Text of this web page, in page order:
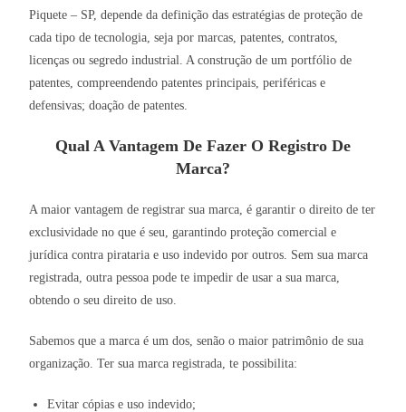
Piquete – SP, depende da definição das estratégias de proteção de
cada tipo de tecnologia, seja por marcas, patentes, contratos,
licenças ou segredo industrial. A construção de um portfólio de
patentes, compreendendo patentes principais, periféricas e
defensivas; doação de patentes.
Qual A Vantagem De Fazer O Registro De
Marca?
A maior vantagem de registrar sua marca, é garantir o direito de ter
exclusividade no que é seu, garantindo proteção comercial e
jurídica contra pirataria e uso indevido por outros. Sem sua marca
registrada, outra pessoa pode te impedir de usar a sua marca,
obtendo o seu direito de uso.
Sabemos que a marca é um dos, senão o maior patrimônio de sua
organização. Ter sua marca registrada, te possibilita:
Evitar cópias e uso indevido;